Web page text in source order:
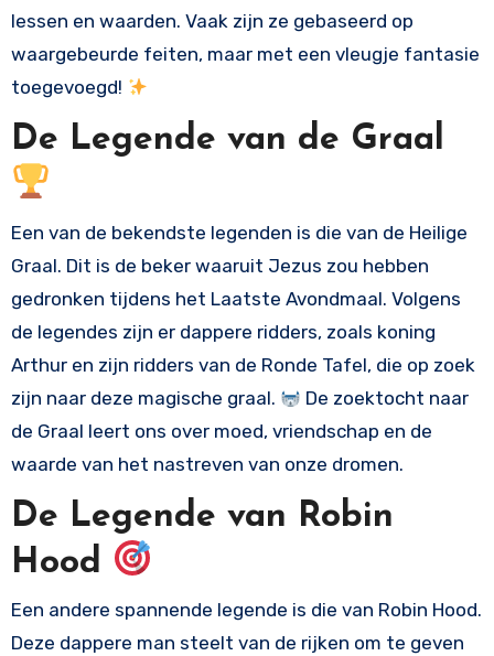
lessen en waarden. Vaak zijn ze gebaseerd op
waargebeurde feiten, maar met een vleugje fantasie
toegevoegd!
De Legende van de Graal
Een van de bekendste legenden is die van de Heilige
Graal. Dit is de beker waaruit Jezus zou hebben
gedronken tijdens het Laatste Avondmaal. Volgens
de legendes zijn er dappere ridders, zoals koning
Arthur en zijn ridders van de Ronde Tafel, die op zoek
zijn naar deze magische graal.
De zoektocht naar
de Graal leert ons over moed, vriendschap en de
waarde van het nastreven van onze dromen.
De Legende van Robin
Hood
Een andere spannende legende is die van Robin Hood.
Deze dappere man steelt van de rijken om te geven